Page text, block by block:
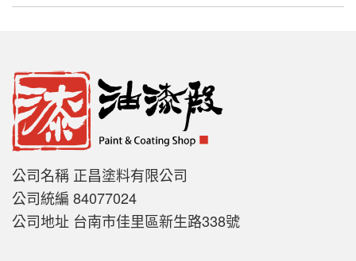
公司名稱 正昌塗料有限公司
公司統編 84077024
公司地址 台南市佳里區新生路338號